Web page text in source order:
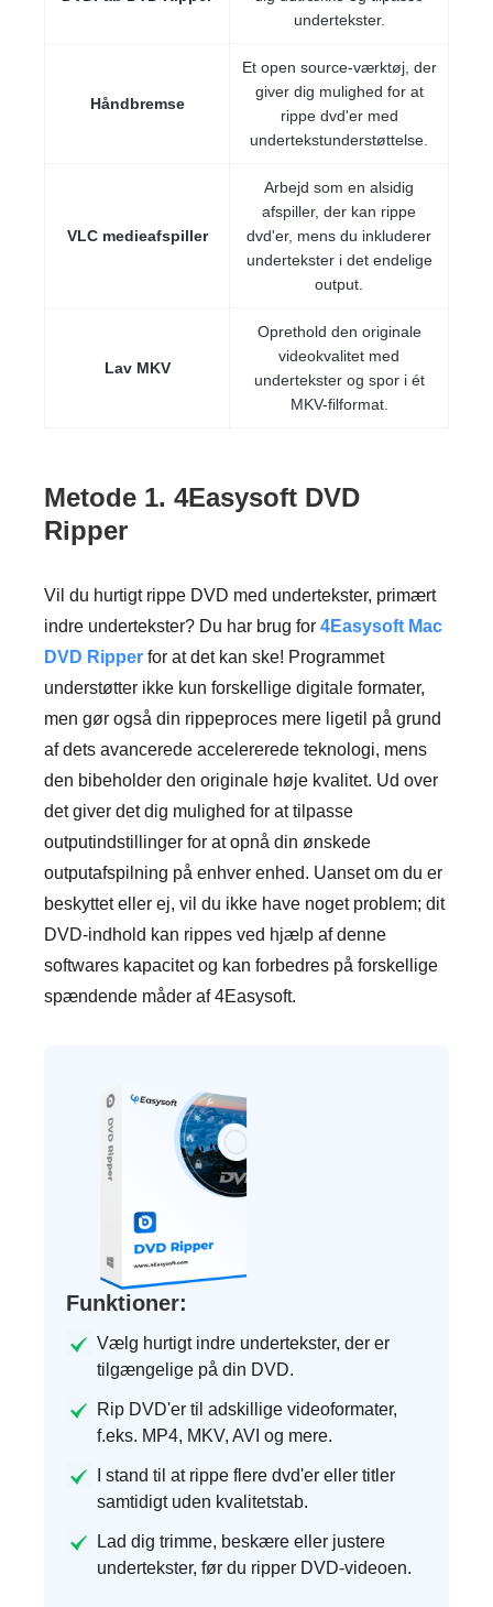
undertekster.
Håndbremse
Et open source-værktøj, der
giver dig mulighed for at
rippe dvd'er med
undertekstunderstøttelse.
VLC medieafspiller
Arbejd som en alsidig
afspiller, der kan rippe
dvd'er, mens du inkluderer
undertekster i det endelige
output.
Lav MKV
Oprethold den originale
videokvalitet med
undertekster og spor i ét
MKV-filformat.
Metode 1. 4Easysoft DVD
Ripper
Vil du hurtigt rippe DVD med undertekster, primært
indre undertekster? Du har brug for 4Easysoft Mac
DVD Ripper for at det kan ske! Programmet
understøtter ikke kun forskellige digitale formater,
men gør også din rippeproces mere ligetil på grund
af dets avancerede accelererede teknologi, mens
den bibeholder den originale høje kvalitet. Ud over
det giver det dig mulighed for at tilpasse
outputindstillinger for at opnå din ønskede
outputafspilning på enhver enhed. Uanset om du er
beskyttet eller ej, vil du ikke have noget problem; dit
DVD-indhold kan rippes ved hjælp af denne
softwares kapacitet og kan forbedres på forskellige
spændende måder af 4Easysoft.
Funktioner:
Vælg hurtigt indre undertekster, der er
tilgængelige på din DVD.
Rip DVD'er til adskillige videoformater,
f.eks. MP4, MKV, AVI og mere.
I stand til at rippe flere dvd'er eller titler
samtidigt uden kvalitetstab.
Lad dig trimme, beskære eller justere
undertekster, før du ripper DVD-videoen.